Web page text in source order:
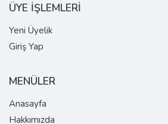
ÜYE İŞLEMLERİ
Yeni Üyelik
Giriş Yap
MENÜLER
Anasayfa
Hakkımızda